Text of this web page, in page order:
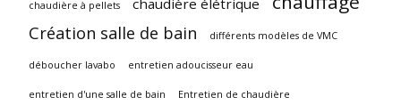
chaudière à pellets chaudière élétrique
Création salle de bain différents modèles de VMC
déboucher lavabo entretien adoucisseur eau
entretien d'une salle de bain Entretien de chaudière